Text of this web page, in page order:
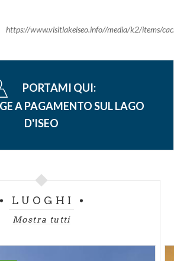
e bar
prato ombreggiato, risto-bar,
https://www.visitlakeiseo.info//media/k2/items/
PORTAMI QUI:
A PAGAMENTO SUL LAGO
D'ISEO
LUOGHI
Mostra tutti